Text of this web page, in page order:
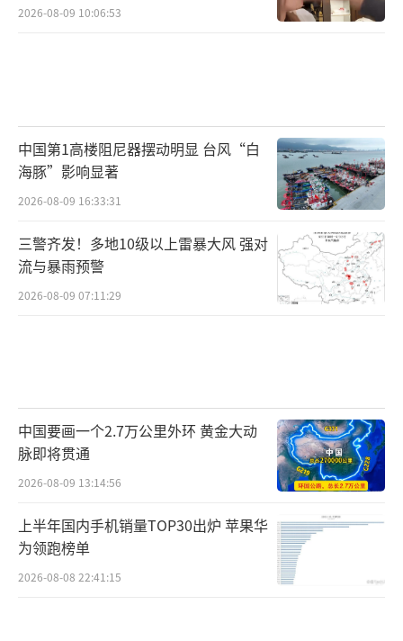
2026-08-09 10:06:53
中国第1高楼阻尼器摆动明显 台风“白
海豚”影响显著
2026-08-09 16:33:31
三警齐发！多地10级以上雷暴大风 强对
流与暴雨预警
2026-08-09 07:11:29
中国要画一个2.7万公里外环 黄金大动
脉即将贯通
2026-08-09 13:14:56
上半年国内手机销量TOP30出炉 苹果华
为领跑榜单
2026-08-08 22:41:15